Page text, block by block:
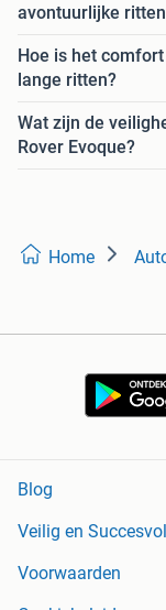
avontuurlijke
Hoe is het
lange ritten?
Wat zijn de
Rover Evoque?
Home
Blog
Veilig en Succesvol
Voorwaarden